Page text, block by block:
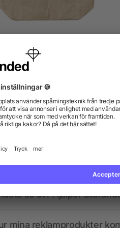
som kylväska i
laminerat papper
Vi har svaren.
se ut? Hjälper
mina reklamprodukter